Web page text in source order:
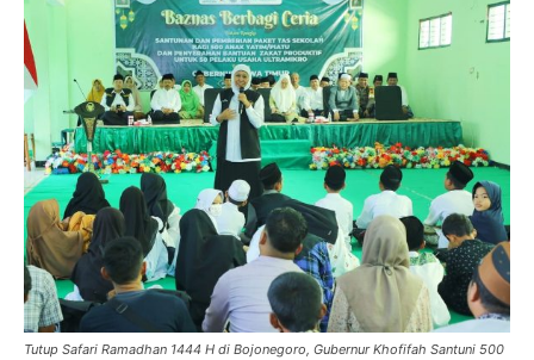
Tutup Safari Ramadhan 1444 H di Bojonegoro, Gubernur Khofifah Santuni 500